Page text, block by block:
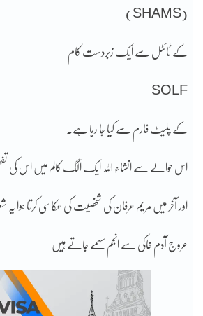
(SHAMS)
کے ٹائٹل سے ایک زبردست کام
SOLF
کے پلیٹ فارم سے کیا جا رہا ہے۔
اس حوالے سے انشاء اللہ ایک الگ کالم میں اس کی
اور آخر میں مریم عرفان کی شخصیت کی عکاسی کرتا ہوا یہ
عروج آدم خاکی سے انجم سہمے جاتے ہیں